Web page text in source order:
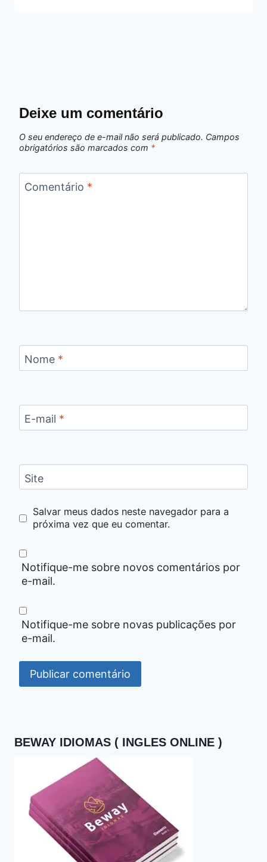
Deixe um comentário
O seu endereço de e-mail não será publicado. Campos
obrigatórios são marcados com *
Comentário *
Nome *
E-mail *
Site
Salvar meus dados neste navegador para a
próxima vez que eu comentar.
Notifique-me sobre novos comentários por
e-mail.
Notifique-me sobre novas publicações por
e-mail.
BEWAY IDIOMAS ( INGLES ONLINE )